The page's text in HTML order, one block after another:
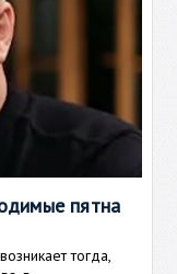
пятна
тогда,